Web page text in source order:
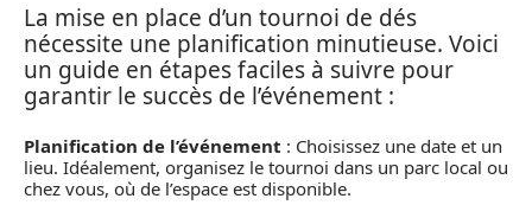
La mise en place d’un tournoi de dés
nécessite une planification minutieuse. Voici
un guide en étapes faciles à suivre pour
garantir le succès de l’événement :
Planification de l’événement : Choisissez une date et un
lieu. Idéalement, organisez le tournoi dans un parc local ou
chez vous, où de l’espace est disponible.